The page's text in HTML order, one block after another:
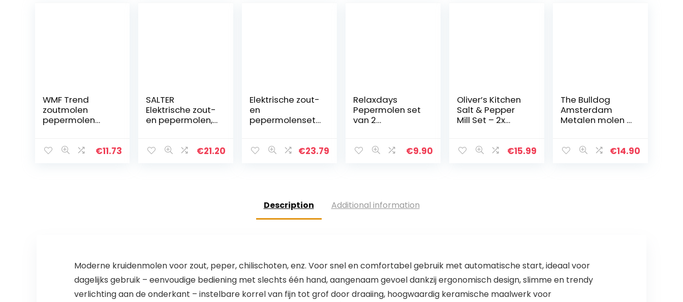
WMF Trend
zoutmolen
pepermolen
keramische
€11.73
SALTER
Elektrische zout-
en pepermolen,
keramisch
€21.20
Elektrische zout-
en
pepermolenset,
zwaartekracht
met één…
€23.79
Relaxdays
Pepermolen set
van 2
handig,
€9.90
Oliver’s Kitchen
Salt & Pepper
Mill Set – 2x
Keramische€15.99
The Bulldog
Amsterdam
Metalen molen |
molen voor King
€14.90
Description Additional information
Moderne kruidenmolen voor zout, peper, chilischoten, enz. Voor snel en comfortabel gebruik met automatische start, ideaal voor
dagelijks gebruik – eenvoudige bediening met slechts één hand, aangenaam gevoel dankzij ergonomisch design, slimme en trendy
verlichting aan de onderkant – instelbare korrel van fijn tot grof door draaiing, hoogwaardig keramische maalwerk voor